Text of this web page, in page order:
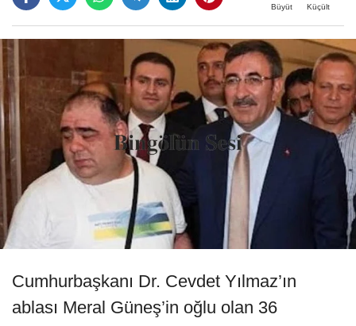
Büyüt Küçült
Cumhurbaşkanı Dr. Cevdet Yılmaz’ın
ablası Meral Güneş’in oğlu olan 36